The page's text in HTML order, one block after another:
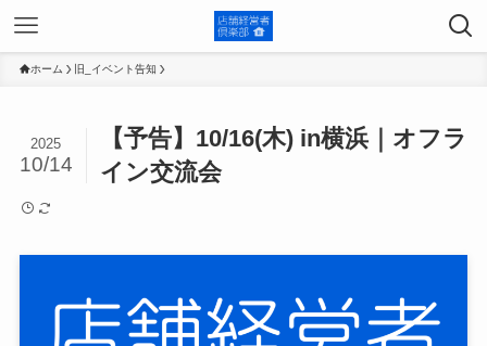
ホーム 旧_イベント告知
【予告】10/16(木) in横浜｜オフラ
イン交流会
2025
10/14